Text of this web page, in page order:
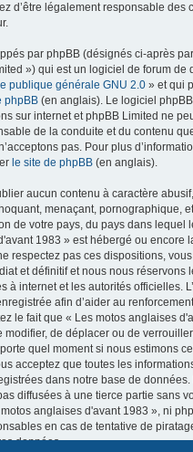
d’être légalement responsable des
par phpBB (désignés ci-après
») qui est un logiciel de forum de
publique générale GNU 2.0 » et qui
phpBB (en anglais). Le logiciel
sur internet et phpBB Limited ne
de la conduite et du contenu
pas. Pour plus
le site de phpBB (en anglais).
aucun contenu à caractère
menaçant, pornographique,
de votre pays, du pays dans lequel
1983 » est hébergé ou encore
respectez pas ces dispositions,
et définitif et nous nous réservons
à internet et les autorités officielles.
afin d’aider au
le fait que « Les motos anglaises
modifier, de déplacer ou de verrouiller
quel moment si nous estimons
acceptez que toutes les
dans notre base de
diffusées à une tierce partie sans
anglaises d'avant 1983 », ni
en cas de tentative de
données.